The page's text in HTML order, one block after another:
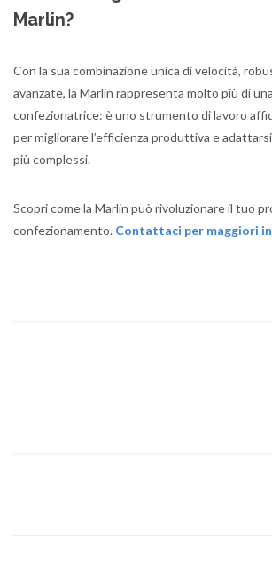
Marlin?
Con la sua combinazione unica di velocità,
avanzate, la Marlin rappresenta molto più di
confezionatrice: è uno strumento di lavoro
per migliorare l’efficienza produttiva e
più complessi.
Scopri come la Marlin può rivoluzionare il tuo
confezionamento. Contattaci per maggiori